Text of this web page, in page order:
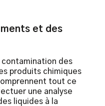
et des
des
produits chimiques
tout ce
une analyse
liquides à la